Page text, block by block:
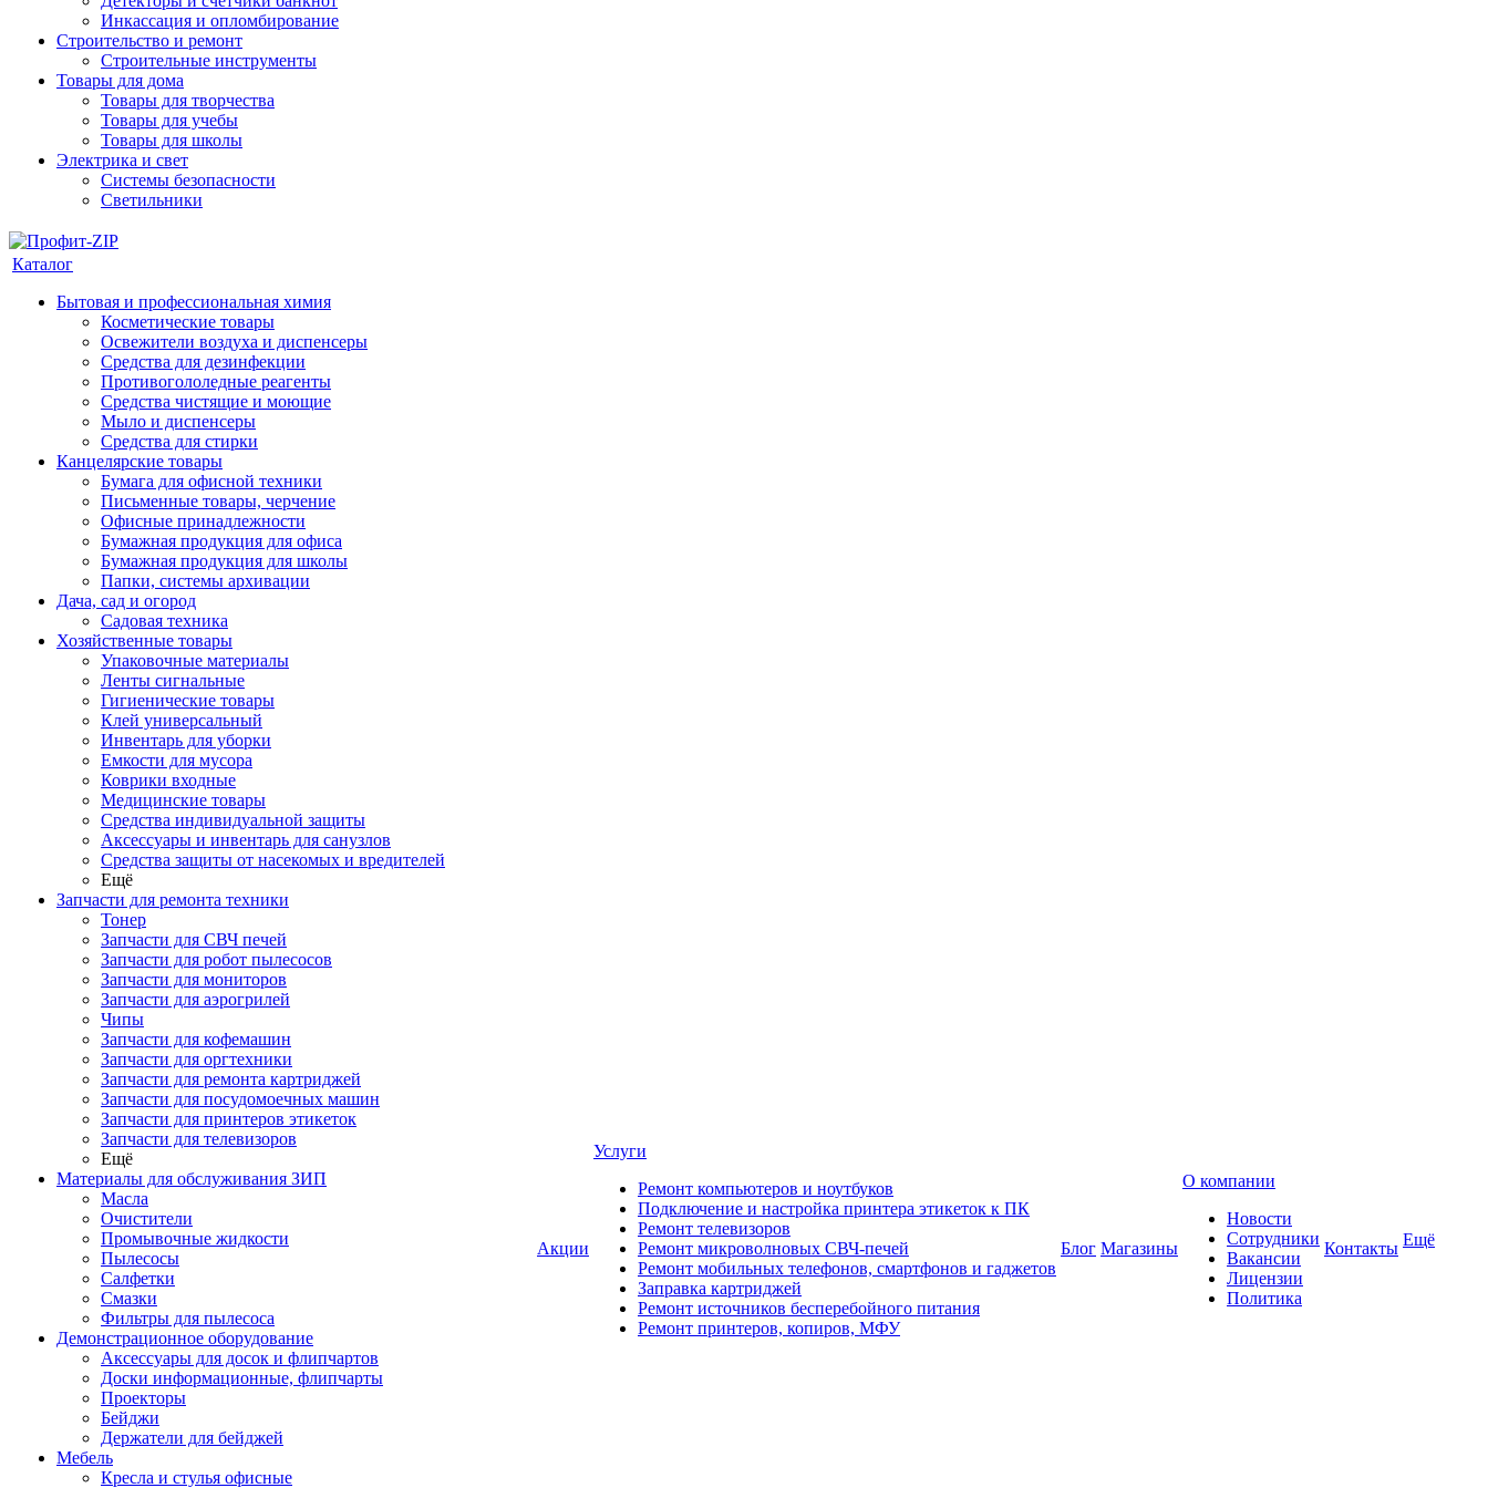
Инкассация и опломбирование
Строительство и ремонт
Строительные инструменты
Товары для дома
Товары для творчества
Товары для учебы
Товары для школы
Электрика и свет
Системы безопасности
Светильники
Каталог
Бытовая и профессиональная химия
Косметические товары
Освежители воздуха и диспенсеры
Средства для дезинфекции
Противогололедные реагенты
Средства чистящие и моющие
Мыло и диспенсеры
Средства для стирки
Канцелярские товары
Бумага для офисной техники
Письменные товары, черчение
Офисные принадлежности
Бумажная продукция для офиса
Бумажная продукция для школы
Папки, системы архивации
Дача, сад и огород
Садовая техника
Хозяйственные товары
Упаковочные материалы
Ленты сигнальные
Гигиенические товары
Клей универсальный
Инвентарь для уборки
Емкости для мусора
Коврики входные
Медицинские товары
Средства индивидуальной защиты
Аксессуары и инвентарь для санузлов
Средства защиты от насекомых и вредителей
Ещё
Запчасти для ремонта техники
Тонер
Запчасти для СВЧ печей
Запчасти для робот пылесосов
Запчасти для мониторов
Запчасти для аэрогрилей
Чипы
Запчасти для кофемашин
Запчасти для оргтехники
Запчасти для ремонта картриджей
Запчасти для посудомоечных машин
Запчасти для принтеров этикеток
Запчасти для телевизоров
Ещё
Материалы для обслуживания ЗИП
Масла
Очистители
Промывочные жидкости
Пылесосы
Салфетки
Смазки
Фильтры для пылесоса
Демонстрационное оборудование
Аксессуары для досок и флипчартов
Доски информационные, флипчарты
Проекторы
Бейджи
Держатели для бейджей
Мебель
Кресла и стулья офисные
Акции
Услуги
Ремонт компьютеров и ноутбуков
Подключение и настройка принтера этикеток к ПК
Ремонт телевизоров
Ремонт микроволновых СВЧ-печей
Ремонт мобильных телефонов, смартфонов и гаджетов
Заправка картриджей
Ремонт источников бесперебойного питания
Ремонт принтеров, копиров, МФУ
Блог Магазины
О компании
Новости
Сотрудники
Вакансии
Лицензии
Политика
Контакты Ещё